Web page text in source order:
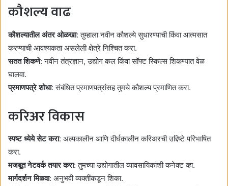
कौशल्य वाढ
कौशल्यातील अंतर ओळखा: तुम्हाला नवीन कौशल्ये सुधारण्याची किंवा आत्मसात
करण्याची आवश्यकता असलेली क्षेत्रे निश्चित करा.
सतत शिकणे: नवीन तंत्रज्ञान, उद्योग कल किंवा सॉफ्ट स्किल्स शिकण्यात वेळ
घालवा.
प्रमाणपत्रे शोधा: संबंधित प्रमाणपत्रांसह तुमचे कौशल्य प्रमाणित करा.
करिअर विकास
स्पष्ट ध्येये सेट करा: अल्पकालीन आणि दीर्घकालीन करिअरची उद्दिष्टे परिभाषित
करा.
मजबूत नेटवर्क तयार करा: तुमच्या उद्योगातील व्यावसायिकांशी कनेक्ट व्हा.
मार्गदर्शन मिळवा: अनुभवी व्यक्तींकडून शिका.